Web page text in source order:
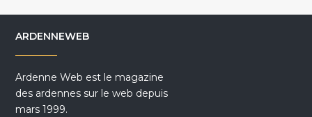
ARDENNEWEB
Ardenne Web est le magazine
des ardennes sur le web depuis
mars 1999.